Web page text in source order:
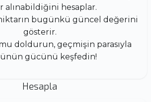
alınabildiğini hesaplar.
bugünkü güncel değerini
gösterir.
doldurun, geçmişin parasıyla
gücünü keşfedin!
Hesapla